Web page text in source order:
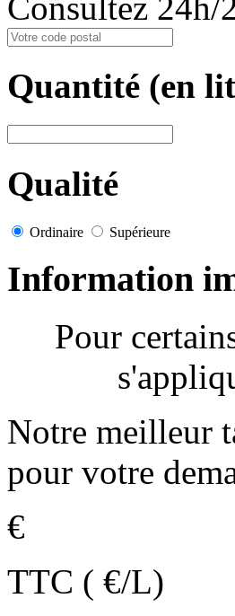
Quantité (en
Qualité
Ordinaire Supérieure
Information
Pour
Notre meilleur
pour votre
€
TTC ( €/L)